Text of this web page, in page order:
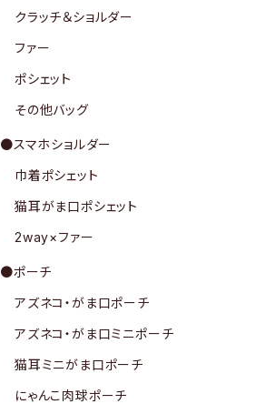
クラッチ＆ショルダー
ファー
ポシェット
その他バッグ
●スマホショルダー
巾着ポシェット
猫耳がま口ポシェット
2way×ファー
●ポーチ
アズネコ・がま口ポーチ
アズネコ・がま口ミニポーチ
猫耳ミニがま口ポーチ
にゃんこ肉球ポーチ